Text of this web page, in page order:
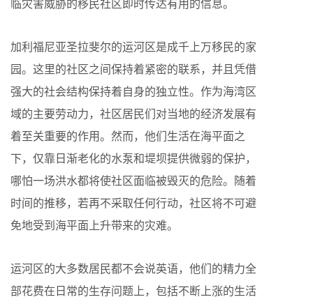
加利福尼亚圣拉斐尔的运河区是成千上万移民的家
园。这里的社区之间保持着紧密的联系，并且凭借
强大的社会结构保持着自身的独立性。作为海湾区
域的主要劳动力，社区居民们对当地的经济发展有
着至关重要的作用。然而，他们生活在海平面之
下，仅靠日渐老化的水泵和堤坝提供微弱的保护，
哪怕一场洪水都将使社区面临被毁灭的危险。随着
时间的推移，若再不采取任何行动，社区将不可避
免地受到海平面上升带来的灾难。
运河区的大多数居民都不会说英语，他们的精力全
部花费在日常的生存问题上，包括不断上涨的生活